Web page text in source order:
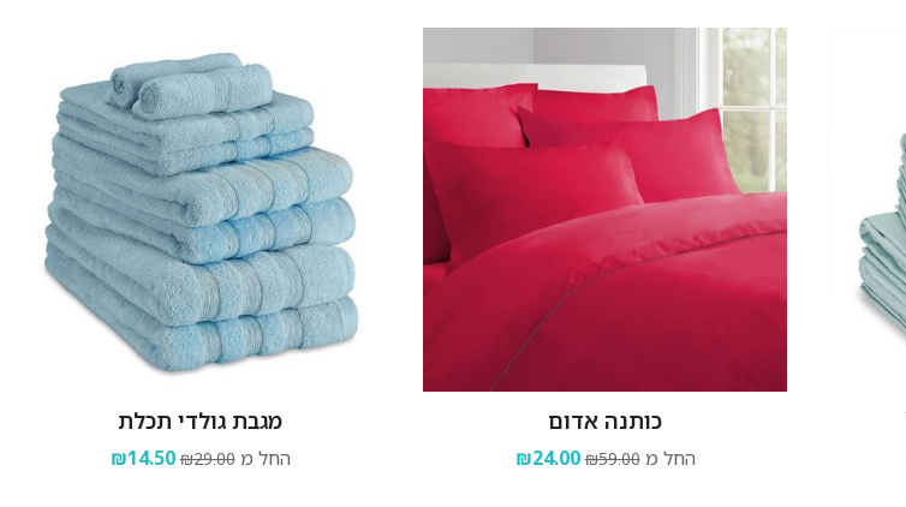
כותנה אדום
החל מ ₪59.00
₪24.00
מגבת גולדי תכלת
החל מ ₪29.00
₪14.50